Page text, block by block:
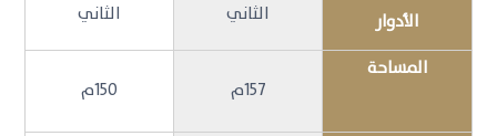
الأدوار الثاني الثاني
المساحة
157م
150م